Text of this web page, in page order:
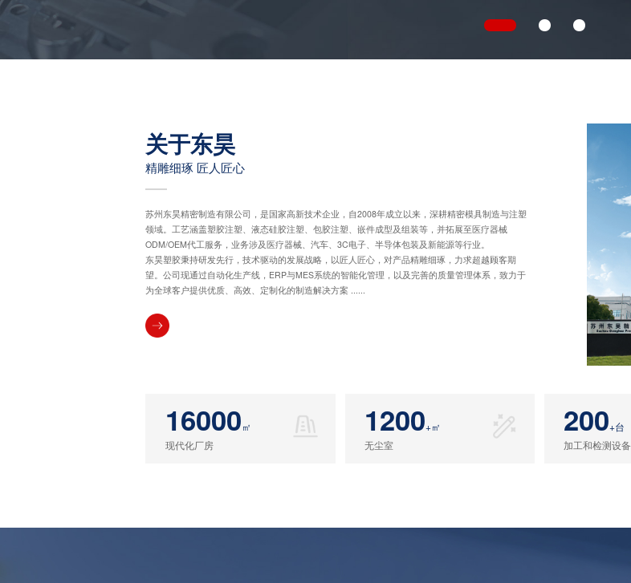
关于东昊
精雕细琢 匠人匠心
苏州东昊精密制造有限公司，是国家高新技术企业，自2008年成立以来，深耕精密模具制造与注塑
领域。工艺涵盖塑胶注塑、液态硅胶注塑、包胶注塑、嵌件成型及组装等，并拓展至医疗器械
ODM/OEM代工服务，业务涉及医疗器械、汽车、3C电子、半导体包装及新能源等行业。
东昊塑胶秉持研发先行，技术驱动的发展战略，以匠人匠心，对产品精雕细琢，力求超越顾客期
望。公司现通过自动化生产线，ERP与MES系统的智能化管理，以及完善的质量管理体系，致力于
为全球客户提供优质、高效、定制化的制造解决方案 ......
16000㎡
现代化厂房
1200+㎡
无尘室
200+台
加工和检测设备